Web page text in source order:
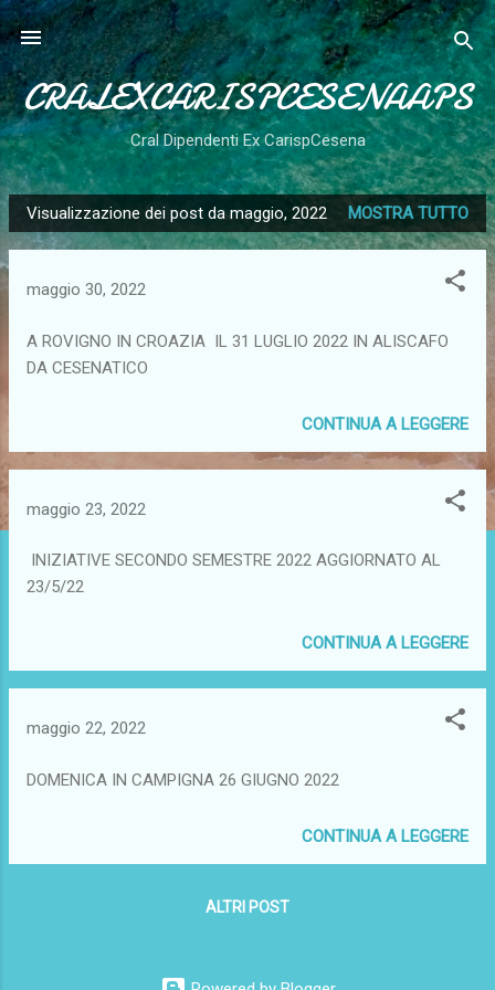
Passa ai contenuti principali
CRALEXCARISPCESENAAPS
Cral Dipendenti Ex CarispCesena
P
o
Visualizzazione dei post da maggio, 2022 MOSTRA TUTTO
maggio 30, 2022
A ROVIGNO IN CROAZIA IL 31 LUGLIO 2022 IN ALISCAFO
DA CESENATICO
CONTINUA A LEGGERE
maggio 23, 2022
INIZIATIVE SECONDO SEMESTRE 2022 AGGIORNATO AL
23/5/22
CONTINUA A LEGGERE
maggio 22, 2022
DOMENICA IN CAMPIGNA 26 GIUGNO 2022
CONTINUA A LEGGERE
ALTRI POST